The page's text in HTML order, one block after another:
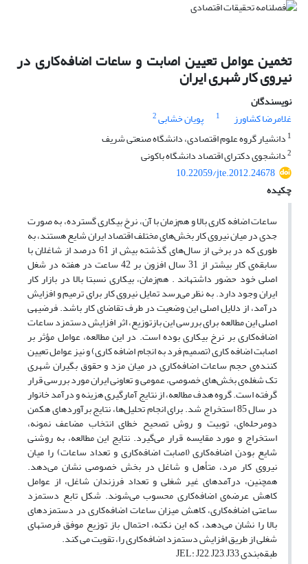
تخمین عوامل تعیین اصابت و ساعات اضافه‌کاری در
نیروی کار شهری ایران
نویسندگان
غلامرضا کشاورز
1 پویان خشابی2
1 دانشیار گروه علوم اقتصادی، دانشگاه صنعتی شریف
2دانشجوی دکترای اقتصاد دانشگاه باکونی
10.22059/jte.2012.24678
چکیده
ساعات اضافه کاری بالا و هم‌زمان با آن، نرخ بیکاری گسترده، به صورت
جدی در میان نیروی کار بخش‌های مختلف اقتصاد ایران شایع‌ هستند، به
طوری که در برخی از سال‌های گذشته بیش از 61 درصد از شاغلان با
سابقه‌ی ‌کار بیش‎تر از 31 سال افزون بر 42 ساعت در هفته در شغل
اصلی خود حضور داشته‎اند . هم‌زمان، بیکاری نسبتا بالا در بازار کار
ایران وجود دارد. به نظر می‌رسد تمایل نیروی کار برای ترمیم و افزایش
درآمد، از دلایل اصلی این وضعیت در طرف تقاضای کار باشد. فرضیه‎ی
اصلی این مطالعه برای بررسی این بازتوزیع، اثر افزایش دستمزد ساعات
اضافه‌کاری بر نرخ بیکاری بوده است. در این مطالعه، عوامل مؤثر بر
اصابت اضافه کاری (تصمیم فرد به انجام اضافه ‌کاری) و نیز عوامل تعیین
کننده‌ی حجم ساعات اضافه‌کاری در میان مزد و حقوق ‌بگیران شهری
تک شغله‌ی بخش‌های خصوصی، عمومی و تعاونی ایران مورد بررسی قرار
گرفته است. گروه هدف مطالعه، از نتایج آمارگیری هزینه و درآمد خانوار
در سال 85 استخراج شد. برای انجام تحلیل‌ها، نتایج برآوردهای هکمن
دو‌مرحله‌ای، توبیت و روش تصحیح خطای انتخاب مضاعف نمونه،
استخراج و مورد مقایسه قرار می‌گیرد. نتایج این مطالعه، به روشنی
شایع بودن اضافه‌کاری (اصابت اضافه‌کاری و تعداد ساعات) را میان
نیروی کار مرد، متأهل و شاغل در بخش خصوصی نشان می‌دهد.
هم‎چنین، درآمد‌های غیر شغلی و تعداد فرزندان شاغل، از عوامل
کاهش عرضه‌ی اضافه‌کاری محسوب می‌شوند. شکل تابع دستمزد
ساعتی اضافه‌کاری، کاهش میزان ساعات اضافه‌کاری در دستمزد‌های
بالا را نشان می‌دهد، که این نکته، احتمال باز توزیع موفق فرصت‎های
شغلی از طریق افزایش دستمزد‌ اضافه‌کاری را، تقویت می کند.
طبقه‌بندی JEL: J22, J23, J33